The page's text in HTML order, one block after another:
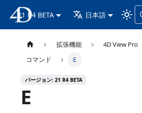
4D ドキュメンテーション
21 R4 BETA 日本語
拡張機能
4D View Pro
コマンド
E
バージョン: 21 R4 BETA
E